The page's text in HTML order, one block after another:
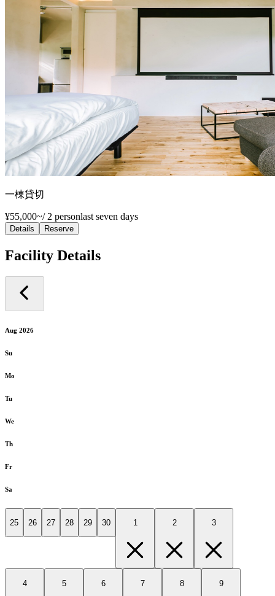
一棟貸切
¥55,000~/ 2 personlast seven days
Details Reserve
Facility Details
Aug 2026
Su
Mo
Tu
We
Th
Fr
Sa
25 26 27 28 29 30 1 2 3
4 5 6 7 8 9